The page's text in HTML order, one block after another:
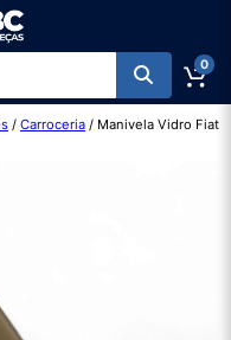
0
/ Carroceria / Manivela Vidro Fiat